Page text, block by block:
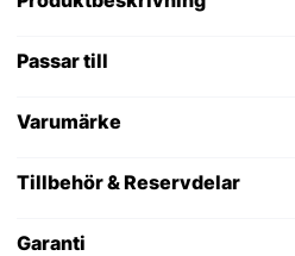
Passar till
Varumärke
Tillbehör & Reservdelar
Garanti